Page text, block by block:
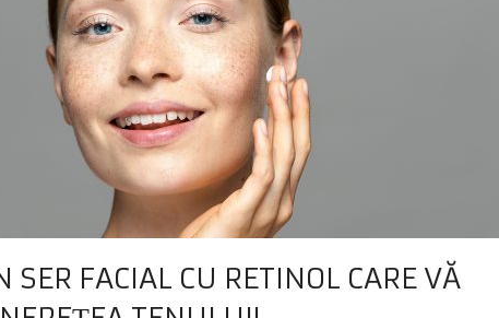
SER FACIAL CU RETINOL CARE VĂ